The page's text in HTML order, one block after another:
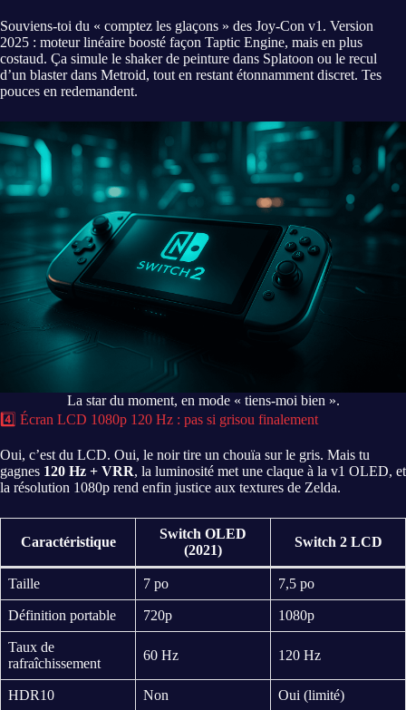
Souviens-toi du « comptez les glaçons » des Joy-Con v1. Version
2025 : moteur linéaire boosté façon Taptic Engine, mais en plus
costaud. Ça simule le shaker de peinture dans Splatoon ou le recul
d’un blaster dans Metroid, tout en restant étonnamment discret. Tes
pouces en redemandent.
La star du moment, en mode « tiens-moi bien ».
4️⃣ Écran LCD 1080p 120 Hz : pas si grisou finalement
Oui, c’est du LCD. Oui, le noir tire un chouïa sur le gris. Mais tu
gagnes 120 Hz + VRR, la luminosité met une claque à la v1 OLED, et
la résolution 1080p rend enfin justice aux textures de Zelda.
Caractéristique
Switch OLED
(2021)
Switch 2 LCD
Taille 7 po 7,5 po
Définition portable 720p 1080p
Taux de
rafraîchissement
60 Hz 120 Hz
HDR10 Non Oui (limité)